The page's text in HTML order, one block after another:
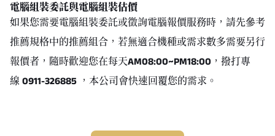
電腦組裝委託與電腦組裝估價
如果您需要電腦組裝委託或徵詢電腦報價服務時，請先參考
推薦規格中的推薦組合，若無適合機種或需求數多需要另行
報價者，隨時歡迎您在每天AM08:00~PM18:00 ，撥打專
線0911-326885 ，本公司會快速回覆您的需求。